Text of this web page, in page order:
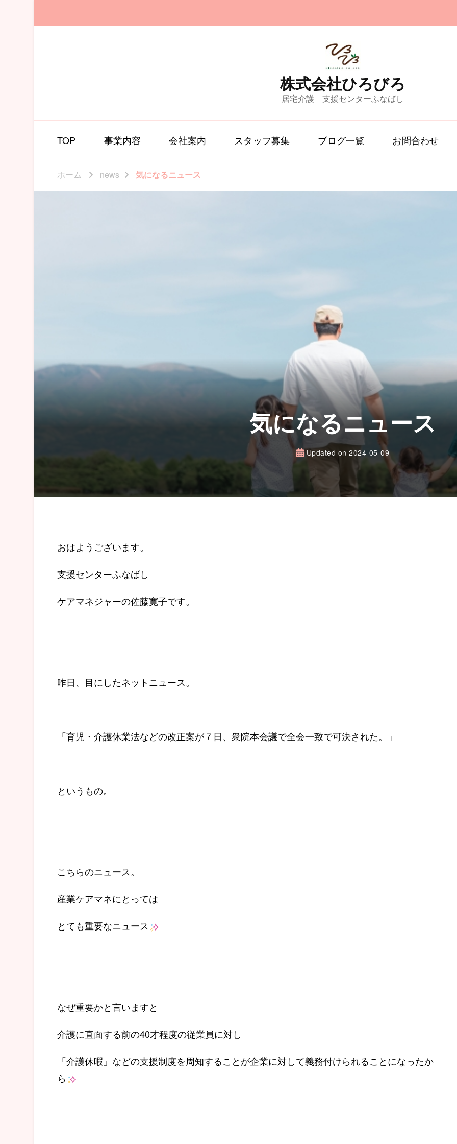
株式会社ひろびろ
居宅介護 支援センターふなばし
TOP 事業内容 会社案内 スタッフ募集 ブログ一覧 お問合わせ
ホーム news 気になるニュース
気になるニュース
Updated on2024-05-09
おはようございます。
支援センターふなばし
ケアマネジャーの佐藤寛子です。
昨日、目にしたネットニュース。
「育児・介護休業法などの改正案が７日、衆院本会議で全会一致で可決された。」
というもの。
こちらのニュース。
産業ケアマネにとっては
とても重要なニュース
なぜ重要かと言いますと
介護に直面する前の40才程度の従業員に対し
「介護休暇」などの支援制度を周知することが企業に対して義務付けられることになったか
ら